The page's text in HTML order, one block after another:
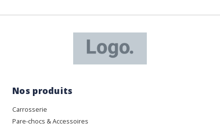
Nos produits
Carrosserie
Pare-chocs & Accessoires